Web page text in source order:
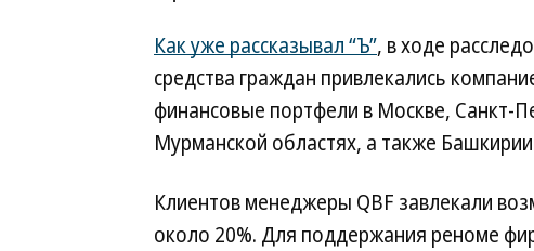
Как уже рассказывал “Ъ”, в ходе
средства граждан привлекались
финансовые портфели в Москве, Санкт-
Мурманской областях, а также Башкирии
Клиентов менеджеры QBF завлекали
около 20%. Для поддержания реноме